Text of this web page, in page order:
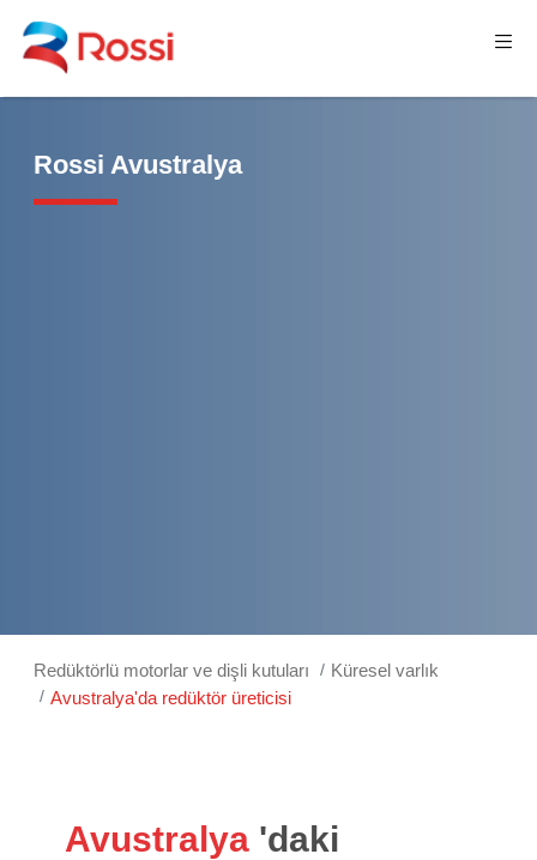
Rossi Avustralya
Redüktörlü motorlar ve dişli kutuları
Küresel varlık
Avustralya'da redüktör üreticisi
Avustralya'daki